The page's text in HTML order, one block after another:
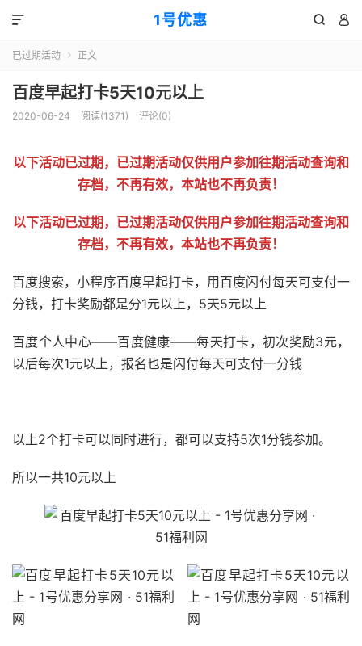
1号优惠  

已过期活动  正文
百度早起打卡5天10元以上
2020-06-24 阅读(1371 ) 评论(0)
以下活动已过期，已过期活动仅供用户参加往期活动查询和
存档，不再有效，本站也不再负责！
以下活动已过期，已过期活动仅供用户参加往期活动查询和
存档，不再有效，本站也不再负责！
百度搜索，小程序百度早起打卡，用百度闪付每天可支付一
分钱，打卡奖励都是分1元以上，5天5元以上
百度个人中心——百度健康——每天打卡，初次奖励3元，
以后每次1元以上，报名也是闪付每天可支付一分钱
以上2个打卡可以同时进行，都可以支持5次1分钱参加。
所以一共10元以上